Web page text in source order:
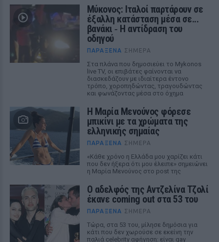
Μύκονος: Ιταλοί παρτάρουν σε
έξαλλη κατάσταση μέσα σε...
βανάκι ‑ Η αντίδραση του
οδηγού
ΠΑΡΆΞΕΝΑ ΣΉΜΕΡΑ
Στα πλάνα που δημοσιεύει το Mykonos
live TV, οι επιβάτες φαίνονται να
διασκεδάζουν με ιδιαίτερα έντονο
τρόπο, χοροπηδώντας, τραγουδώντας
και φωνάζοντας μέσα στο όχημα
Η Μαρία Μενούνος φόρεσε
μπικίνι με τα χρώματα της
ελληνικής σημαίας
ΠΑΡΆΞΕΝΑ ΣΉΜΕΡΑ
«Κάθε χρόνο η Ελλάδα μου χαρίζει κάτι
που δεν ήξερα ότι μου έλειπε» σημειώνει
η Μαρία Μενούνος στο post της
Ο αδελφός της Αντζελίνα Τζολί
έκανε coming out στα 53 του
ΠΑΡΆΞΕΝΑ ΣΉΜΕΡΑ
Τώρα, στα 53 του, μίλησε δημόσια για
κάτι που δεν χωρούσε σε εκείνη την
παλιά celebrity αφήγηση: είναι gay